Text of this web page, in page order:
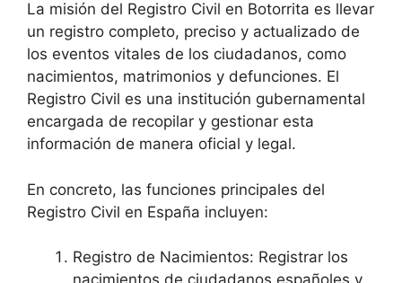
La misión del Registro Civil en Botorrita es llevar
un registro completo, preciso y actualizado de
los eventos vitales de los ciudadanos, como
nacimientos, matrimonios y defunciones. El
Registro Civil es una institución gubernamental
encargada de recopilar y gestionar esta
información de manera oficial y legal.
En concreto, las funciones principales del
Registro Civil en España incluyen:
Registro de Nacimientos: Registrar los